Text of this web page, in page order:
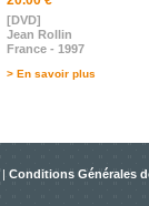
[DVD]
Jean Rollin
France - 1997
> En savoir plus
| Conditions Générales